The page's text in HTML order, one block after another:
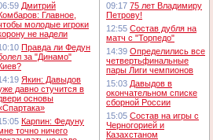
Дмитрий
Главное,
молодые игроки
не надели
Правда ли Федун
за "Динамо"
Якин: Давыдов
давно стучится в
основы
Карпин: Федуну
точно ничего
09:17 75 лет Владимиру
Петрову!
12:55 Состав дубля на
матч c "Торпедо"
14:39 Определились все
четвертьфинальные
пары Лиги чемпионов
15:03 Давыдов в
окончательном списке
сборной России
15:05 Состав на игры с
Черногорией и
Казахстаном